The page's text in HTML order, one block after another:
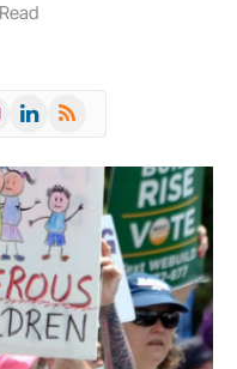
LinkedIn
RSS